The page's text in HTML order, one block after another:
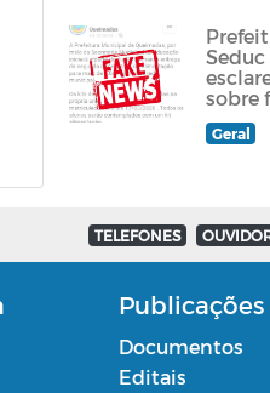
Seduc
sobre
news
Geral
TELEFONES
Publicações
Documentos
Editais